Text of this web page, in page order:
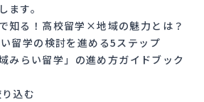
ます。
知る！高校留学×地域の魅力とは？
留学の検討を進める5ステップ
らい留学」の進め方ガイドブック
込む